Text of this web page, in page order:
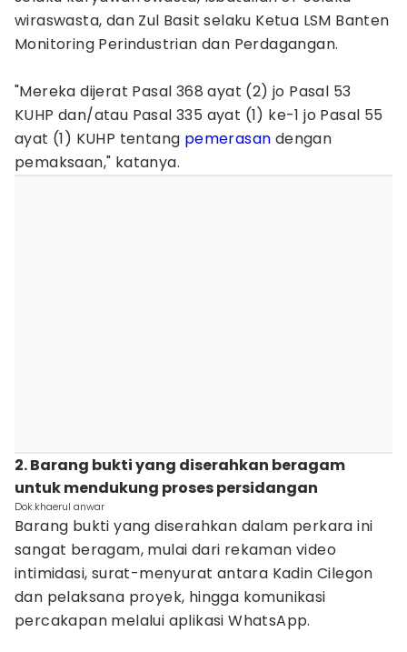
wiraswasta, dan Zul Basit selaku Ketua LSM Banten
Monitoring Perindustrian dan Perdagangan.
"Mereka dijerat Pasal 368 ayat (2) jo Pasal 53
KUHP dan/atau Pasal 335 ayat (1) ke-1 jo Pasal 55
ayat (1) KUHP tentang pemerasan dengan
pemaksaan," katanya.
2. Barang bukti yang diserahkan beragam
untuk mendukung proses persidangan
Dok.khaerul anwar
Barang bukti yang diserahkan dalam perkara ini
sangat beragam, mulai dari rekaman video
intimidasi, surat-menyurat antara Kadin Cilegon
dan pelaksana proyek, hingga komunikasi
percakapan melalui aplikasi WhatsApp.